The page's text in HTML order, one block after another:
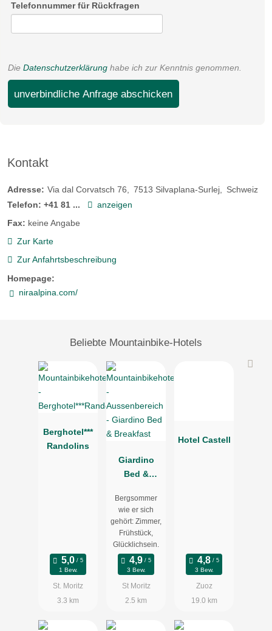
08:30-17:00
08:30-17:00
Biketransport:
öffentliche Verkehrsmittel
Link zur Mountainbike Region
Telefonnummer für Rückfragen
Die Datenschutzerklärung habe ich zur Kenntnis genommen.
unverbindliche Anfrage abschicken
Kontakt
Adresse: Via dal Corvatsch 76 7513 Silvaplana-Surlej
Schweiz
Telefon: +41 81 ...
anzeigen
Fax: keine Angabe
Zur Karte
Zur Anfahrtsbeschreibung
Homepage:
niraalpina.com/
Beliebte Mountainbike-Hotels
Berghotel***
Randolins
1 Bew.
St. Moritz
3.3 km
Giardino
Bed &
Bergsommer
wie er sich
gehört: Zimmer,
Frühstück,
Glücklichsein.
3 Bew.
St Moritz
2.5 km
Hotel Castell
3 Bew.
Zuoz
19.0 km